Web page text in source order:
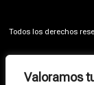
Valoramos
Todos los derechos